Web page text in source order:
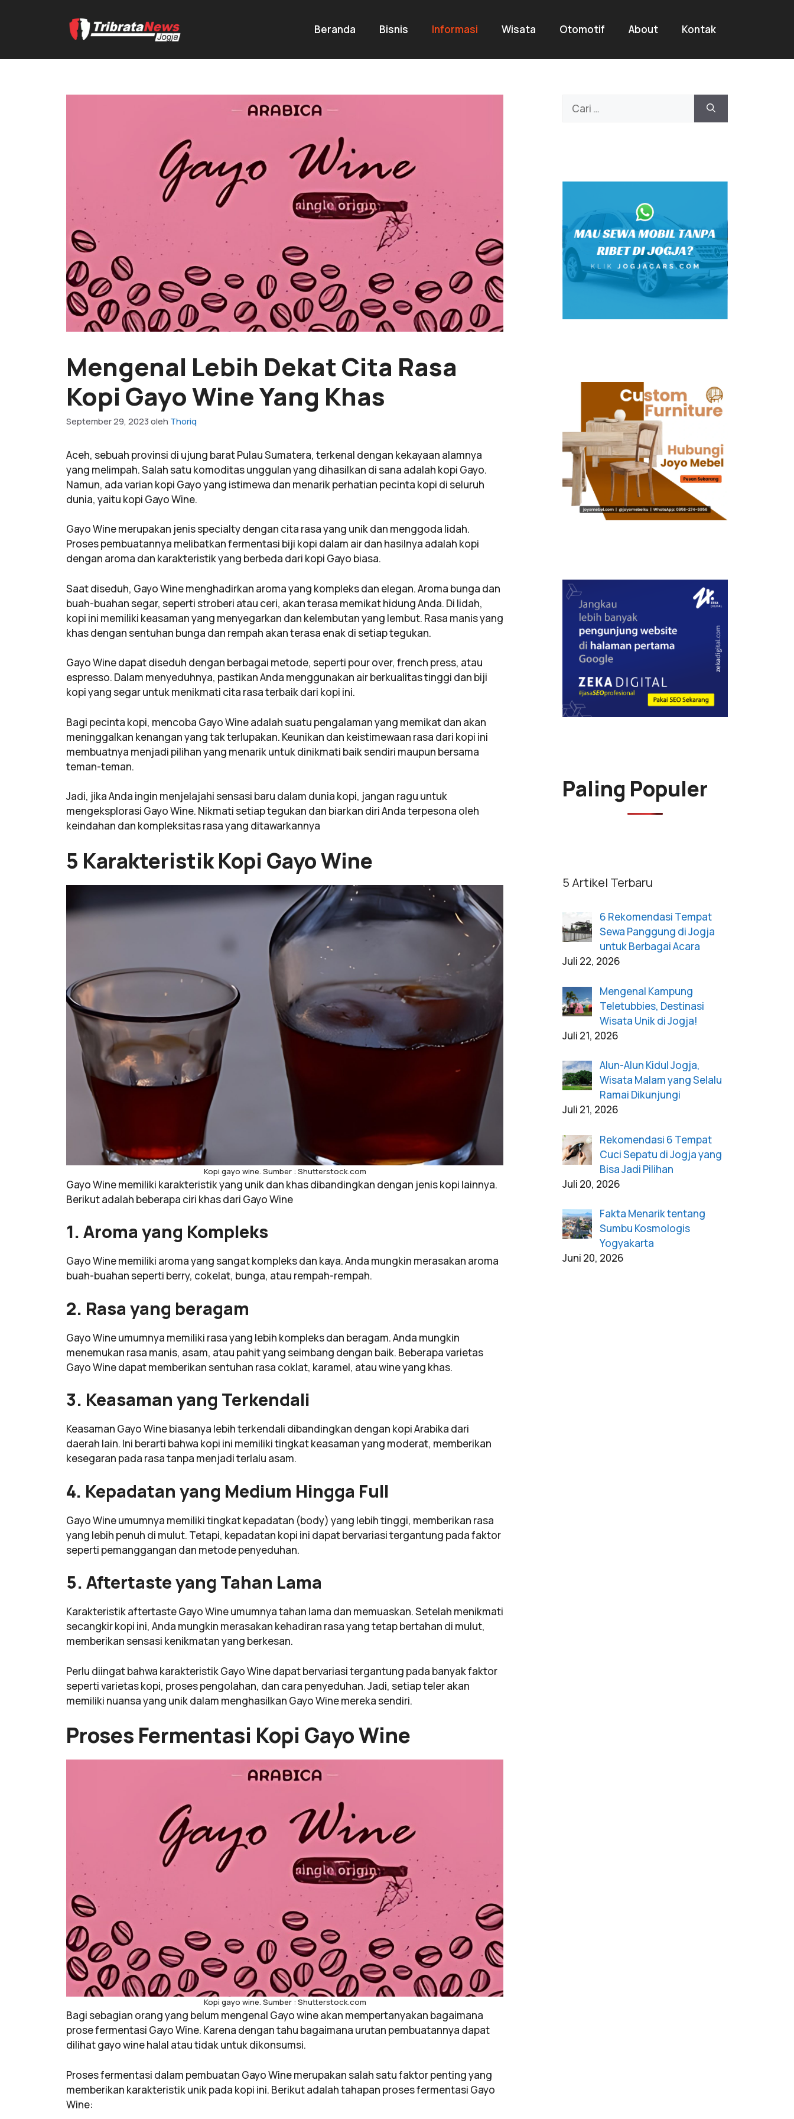
Beranda Bisnis Informasi Wisata Otomotif About Kontak
Mengenal Lebih Dekat Cita Rasa
Kopi Gayo Wine Yang Khas
September 29, 2023 oleh Thoriq
Aceh, sebuah provinsi di ujung barat Pulau Sumatera, terkenal dengan kekayaan alamnya
yang melimpah. Salah satu komoditas unggulan yang dihasilkan di sana adalah kopi Gayo.
Namun, ada varian kopi Gayo yang istimewa dan menarik perhatian pecinta kopi di seluruh
dunia, yaitu kopi Gayo Wine.
Gayo Wine merupakan jenis specialty dengan cita rasa yang unik dan menggoda lidah.
Proses pembuatannya melibatkan fermentasi biji kopi dalam air dan hasilnya adalah kopi
dengan aroma dan karakteristik yang berbeda dari kopi Gayo biasa.
Saat diseduh, Gayo Wine menghadirkan aroma yang kompleks dan elegan. Aroma bunga dan
buah-buahan segar, seperti stroberi atau ceri, akan terasa memikat hidung Anda. Di lidah,
kopi ini memiliki keasaman yang menyegarkan dan kelembutan yang lembut. Rasa manis yang
khas dengan sentuhan bunga dan rempah akan terasa enak di setiap tegukan.
Gayo Wine dapat diseduh dengan berbagai metode, seperti pour over, french press, atau
espresso. Dalam menyeduhnya, pastikan Anda menggunakan air berkualitas tinggi dan biji
kopi yang segar untuk menikmati cita rasa terbaik dari kopi ini.
Bagi pecinta kopi, mencoba Gayo Wine adalah suatu pengalaman yang memikat dan akan
meninggalkan kenangan yang tak terlupakan. Keunikan dan keistimewaan rasa dari kopi ini
membuatnya menjadi pilihan yang menarik untuk dinikmati baik sendiri maupun bersama
teman-teman.
Jadi, jika Anda ingin menjelajahi sensasi baru dalam dunia kopi, jangan ragu untuk
mengeksplorasi Gayo Wine. Nikmati setiap tegukan dan biarkan diri Anda terpesona oleh
keindahan dan kompleksitas rasa yang ditawarkannya
5 Karakteristik Kopi Gayo Wine
Kopi gayo wine. Sumber : Shutterstock.com
Gayo Wine memiliki karakteristik yang unik dan khas dibandingkan dengan jenis kopi lainnya.
Berikut adalah beberapa ciri khas dari Gayo Wine
1. Aroma yang Kompleks
Gayo Wine memiliki aroma yang sangat kompleks dan kaya. Anda mungkin merasakan aroma
buah-buahan seperti berry, cokelat, bunga, atau rempah-rempah.
2. Rasa yang beragam
Gayo Wine umumnya memiliki rasa yang lebih kompleks dan beragam. Anda mungkin
menemukan rasa manis, asam, atau pahit yang seimbang dengan baik. Beberapa varietas
Gayo Wine dapat memberikan sentuhan rasa coklat, karamel, atau wine yang khas.
3. Keasaman yang Terkendali
Keasaman Gayo Wine biasanya lebih terkendali dibandingkan dengan kopi Arabika dari
daerah lain. Ini berarti bahwa kopi ini memiliki tingkat keasaman yang moderat, memberikan
kesegaran pada rasa tanpa menjadi terlalu asam.
4. Kepadatan yang Medium Hingga Full
Gayo Wine umumnya memiliki tingkat kepadatan (body) yang lebih tinggi, memberikan rasa
yang lebih penuh di mulut. Tetapi, kepadatan kopi ini dapat bervariasi tergantung pada faktor
seperti pemanggangan dan metode penyeduhan.
5. Aftertaste yang Tahan Lama
Karakteristik aftertaste Gayo Wine umumnya tahan lama dan memuaskan. Setelah menikmati
secangkir kopi ini, Anda mungkin merasakan kehadiran rasa yang tetap bertahan di mulut,
memberikan sensasi kenikmatan yang berkesan.
Perlu diingat bahwa karakteristik Gayo Wine dapat bervariasi tergantung pada banyak faktor
seperti varietas kopi, proses pengolahan, dan cara penyeduhan. Jadi, setiap teler akan
memiliki nuansa yang unik dalam menghasilkan Gayo Wine mereka sendiri.
Proses Fermentasi Kopi Gayo Wine
Kopi gayo wine. Sumber : Shutterstock.com
Bagi sebagian orang yang belum mengenal Gayo wine akan mempertanyakan bagaimana
prose fermentasi Gayo Wine. Karena dengan tahu bagaimana urutan pembuatannya dapat
dilihat gayo wine halal atau tidak untuk dikonsumsi.
Proses fermentasi dalam pembuatan Gayo Wine merupakan salah satu faktor penting yang
memberikan karakteristik unik pada kopi ini. Berikut adalah tahapan proses fermentasi Gayo
Wine:
Paling Populer
5 Artikel Terbaru
6 Rekomendasi Tempat
Sewa Panggung di Jogja
untuk Berbagai Acara
Juli 22, 2026
Mengenal Kampung
Teletubbies, Destinasi
Wisata Unik di Jogja!
Juli 21, 2026
Alun-Alun Kidul Jogja,
Wisata Malam yang Selalu
Ramai Dikunjungi
Juli 21, 2026
Rekomendasi 6 Tempat
Cuci Sepatu di Jogja yang
Bisa Jadi Pilihan
Juli 20, 2026
Fakta Menarik tentang
Sumbu Kosmologis
Yogyakarta
Juni 20, 2026